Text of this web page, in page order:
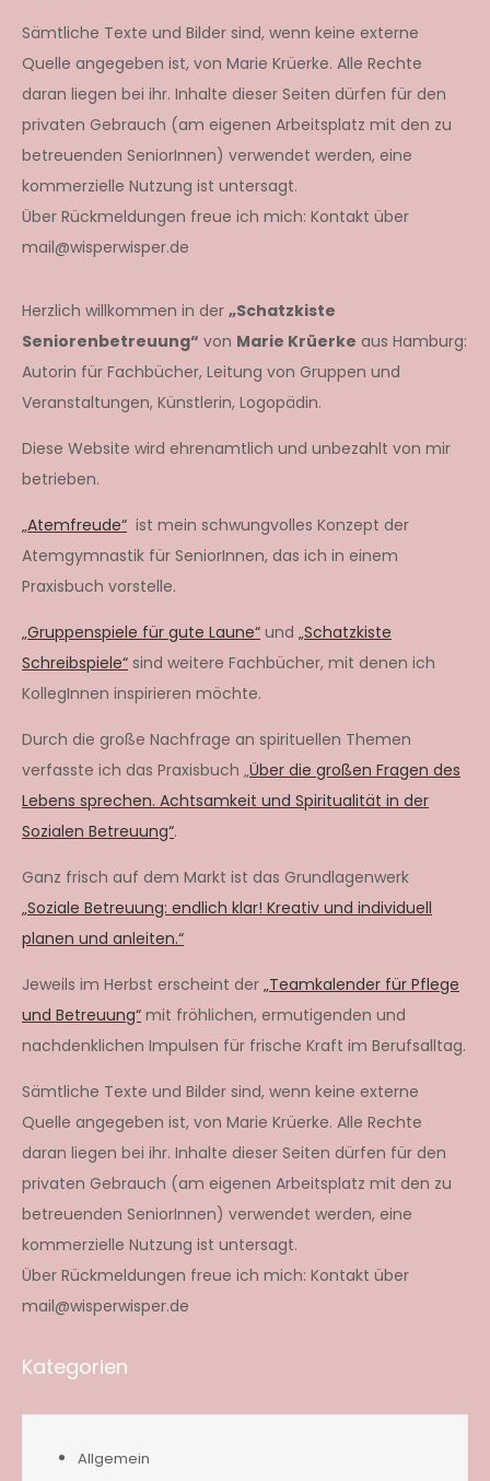
Sämtliche Texte und Bilder sind, wenn keine externe
Quelle angegeben ist, von Marie Krüerke. Alle Rechte
daran liegen bei ihr. Inhalte dieser Seiten dürfen für den
privaten Gebrauch (am eigenen Arbeitsplatz mit den zu
betreuenden SeniorInnen) verwendet werden, eine
kommerzielle Nutzung ist untersagt.
Über Rückmeldungen freue ich mich: Kontakt über
mail@wisperwisper.de
Herzlich willkommen in der „Schatzkiste
Seniorenbetreuung“ von Marie Krüerke aus Hamburg:
Autorin für Fachbücher, Leitung von Gruppen und
Veranstaltungen, Künstlerin, Logopädin.
Diese Website wird ehrenamtlich und unbezahlt von mir
betrieben.
„Atemfreude“ ist mein schwungvolles Konzept der
Atemgymnastik für SeniorInnen, das ich in einem
Praxisbuch vorstelle.
„Gruppenspiele für gute Laune“ und „Schatzkiste
Schreibspiele“ sind weitere Fachbücher, mit denen ich
KollegInnen inspirieren möchte.
Durch die große Nachfrage an spirituellen Themen
verfasste ich das Praxisbuch „Über die großen Fragen des
Lebens sprechen. Achtsamkeit und Spiritualität in der
Sozialen Betreuung“.
Ganz frisch auf dem Markt ist das Grundlagenwerk
„Soziale Betreuung: endlich klar! Kreativ und individuell
planen und anleiten.“
Jeweils im Herbst erscheint der „Teamkalender für Pflege
und Betreuung“ mit fröhlichen, ermutigenden und
nachdenklichen Impulsen für frische Kraft im Berufsalltag.
Sämtliche Texte und Bilder sind, wenn keine externe
Quelle angegeben ist, von Marie Krüerke. Alle Rechte
daran liegen bei ihr. Inhalte dieser Seiten dürfen für den
privaten Gebrauch (am eigenen Arbeitsplatz mit den zu
betreuenden SeniorInnen) verwendet werden, eine
kommerzielle Nutzung ist untersagt.
Über Rückmeldungen freue ich mich: Kontakt über
mail@wisperwisper.de
Kategorien
Allgemein